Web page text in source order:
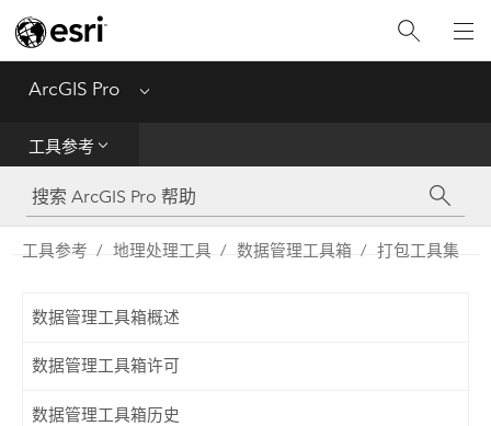
ArcGIS Pro Menu
工具参考
工具参考
Python
工具参考 地理处理工具 数据管理工具箱 打包工具集
数据管理工具箱概述
数据管理工具箱许可
数据管理工具箱历史